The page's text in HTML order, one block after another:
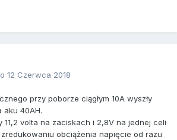
12 Czerwca 2018
przy poborze ciągłym 10A wyszły
aku 40AH.
11,2 volta na zaciskach i 2,8V na jednej celi
obciążenia napięcie od razu